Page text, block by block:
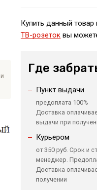
Купить данный товар
ТВ-розеток вы
Где
Пункт выдачи
предоплата 100%
Доставка
выдачи при
Курьером
от 350 руб. Срок и
менеджер.
Доставка
получении